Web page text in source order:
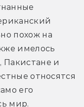
похож на
имелось
Пакистане и
относятся
его
мир.